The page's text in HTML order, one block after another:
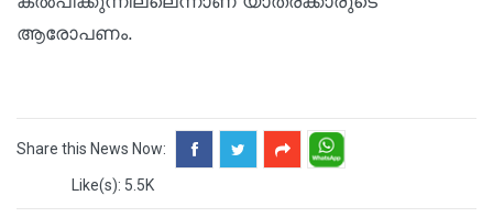
ആരോപണം.
Share this News Now:
Like(s): 5.5K